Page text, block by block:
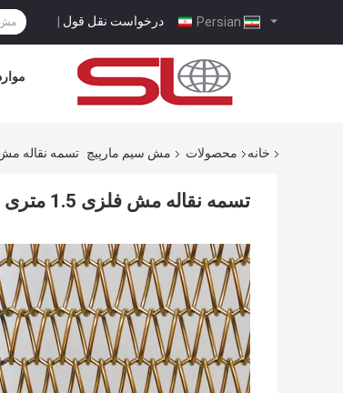
درخواست نقل قول |
خانه محصولات مش سیم مارپیچ تسمه نقاله مش فلزی 1.5 متری ضد خوردگی
تسمه نقاله مش فلزی 1.5 متری ضد خوردگی برای سالن های نمایشگاه